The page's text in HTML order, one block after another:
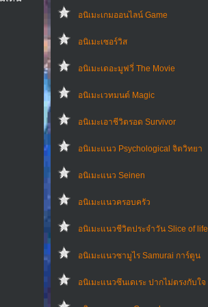
อนิเมะเกมออนไลน์ Game
อนิเมะเซอร์วิส
อนิเมะเดอะมูฟวี่ The Movie
อนิเมะเวทมนต์ Magic
อนิเมะเอาชีวิตรอด Survivor
อนิเมะแนว Psychological จิตวิทยา
อนิเมะแนว Seinen
อนิเมะแนวครอบครัว
อนิเมะแนวชีวิตประจําวัน Slice of life
อนิเมะแนวซามูไร Samurai การ์ตูน
อนิเมะแนวซึนเดเระ ปากไม่ตรงกับใจ